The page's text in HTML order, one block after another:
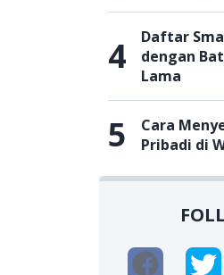
4
Daftar
dengan
Lama
5
Cara
Pribadi di